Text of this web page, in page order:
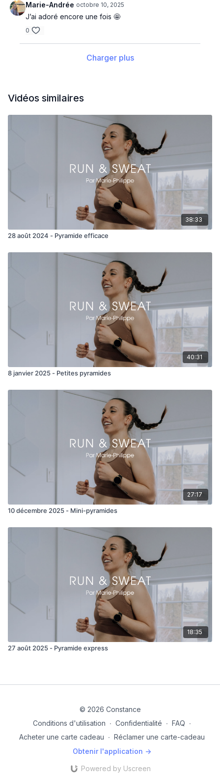
Marie-Andrée octobre 10, 2025
J’ai adoré encore une fois 🤩
0
Charger plus
Vidéos similaires
38:33
28 août 2024 - Pyramide efficace
40:31
8 janvier 2025 - Petites pyramides
27:17
10 décembre 2025 - Mini-pyramides
18:35
27 août 2025 - Pyramide express
© 2026 Constance
Conditions d'utilisation ∙ Confidentialité ∙ FAQ ∙
Acheter une carte cadeau ∙ Réclamer une carte-cadeau
Obtenir l'application ->
Powered by Uscreen